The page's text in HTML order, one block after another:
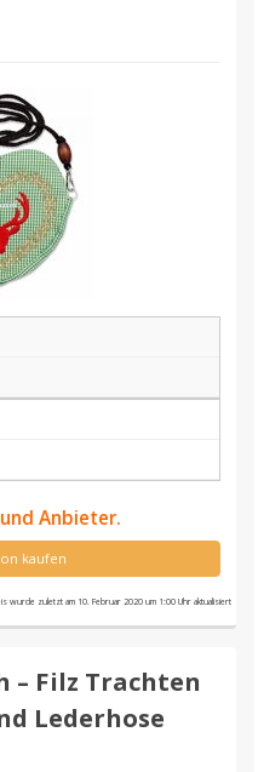
Anbieter.
kaufen
wurde zuletzt am 10. Februar 2020 um 1:00 Uhr aktualisiert
– Filz Trachten
Lederhose